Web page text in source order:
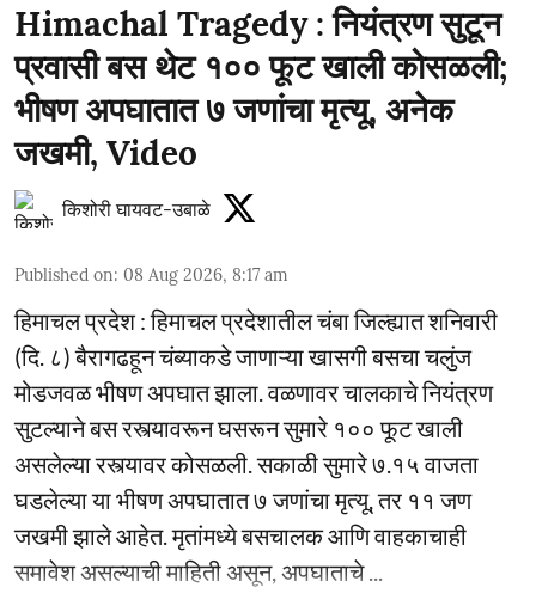
Himachal Tragedy : नियंत्रण सुटून
प्रवासी बस थेट १०० फूट खाली कोसळली;
भीषण अपघातात ७ जणांचा मृत्यू, अनेक
जखमी, Video
किशोरी घायवट-उबाळे
Published on: 08 Aug 2026, 8:17 am
हिमाचल प्रदेश : हिमाचल प्रदेशातील चंबा जिल्ह्यात शनिवारी
(दि. ८) बैरागढहून चंब्याकडे जाणाऱ्या खासगी बसचा चलुंज
मोडजवळ भीषण अपघात झाला. वळणावर चालकाचे नियंत्रण
सुटल्याने बस रस्त्यावरून घसरून सुमारे १०० फूट खाली
असलेल्या रस्त्यावर कोसळली. सकाळी सुमारे ७.१५ वाजता
घडलेल्या या भीषण अपघातात ७ जणांचा मृत्यू, तर ११ जण
जखमी झाले आहेत. मृतांमध्ये बसचालक आणि वाहकाचाही
समावेश असल्याची माहिती असून, अपघाताचे ...